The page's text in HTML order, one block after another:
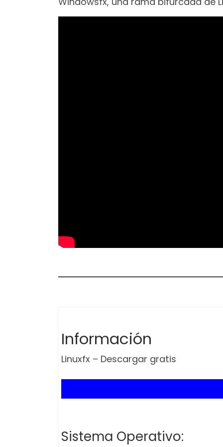
Información
Linuxfx – Descargar gratis
Sistema Operativo: